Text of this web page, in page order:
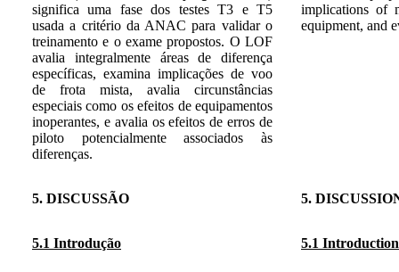
significa uma fase dos testes T3 e T5
usada a critério da ANAC para validar o
treinamento e o exame propostos. O LOF
avalia integralmente áreas de diferença
específicas, examina implicações de voo
de frota mista, avalia circunstâncias
especiais como os efeitos de equipamentos
inoperantes, e avalia os efeitos de erros de
piloto potencialmente associados às
diferenças.
implications of
equipment, and
5. DISCUSSÃO 5.
5.1 Introdução 5.1 Introduction